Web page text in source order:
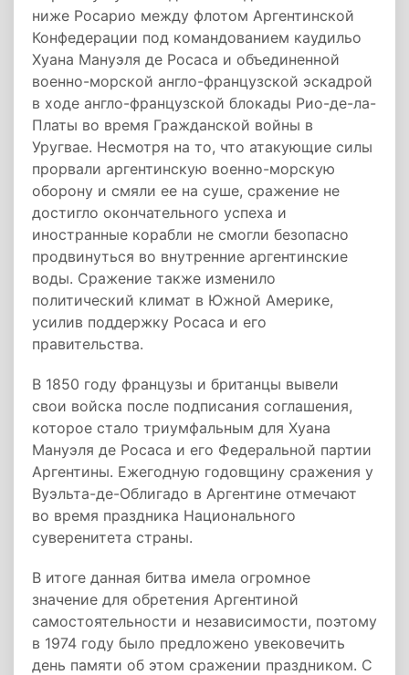
ниже Росарио между флотом Аргентинской
Конфедерации под командованием каудильо
Хуана Мануэля де Росаса и объединенной
военно-морской англо-французской эскадрой
в ходе англо-французской блокады Рио-де-ла-
Платы во время Гражданской войны в
Уругвае. Несмотря на то, что атакующие силы
прорвали аргентинскую военно-морскую
оборону и смяли ее на суше, сражение не
достигло окончательного успеха и
иностранные корабли не смогли безопасно
продвинуться во внутренние аргентинские
воды. Сражение также изменило
политический климат в Южной Америке,
усилив поддержку Росаса и его
правительства.
В 1850 году французы и британцы вывели
свои войска после подписания соглашения,
которое стало триумфальным для Хуана
Мануэля де Росаса и его Федеральной партии
Аргентины. Ежегодную годовщину сражения у
Вуэльта-де-Облигадо в Аргентине отмечают
во время праздника Национального
суверенитета страны.
В итоге данная битва имела огромное
значение для обретения Аргентиной
самостоятельности и независимости, поэтому
в 1974 году было предложено увековечить
день памяти об этом сражении праздником. С